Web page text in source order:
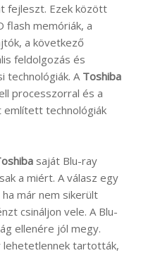
fejleszt. Ezek között
flash memóriák, a
a következő
feldolgozás és
technológiák. A Toshiba
processzorral és a
technológiák
saját Blu-ray
a miért. A válasz egy
már nem sikerült
csináljon vele. A Blu-
ellenére jól megy.
lehetetlennek tartották,